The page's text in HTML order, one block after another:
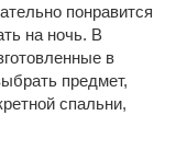
понравится
на ночь. В
в
предмет,
спальни,